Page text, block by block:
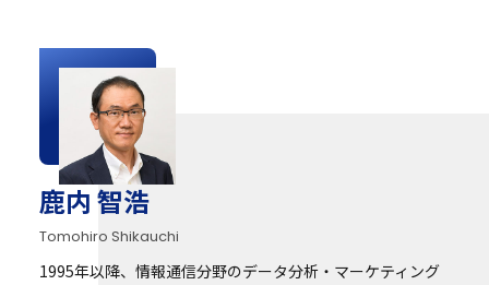
鹿内 智浩
Tomohiro Shikauchi
1995年以降、情報通信分野のデータ分析・マーケティング